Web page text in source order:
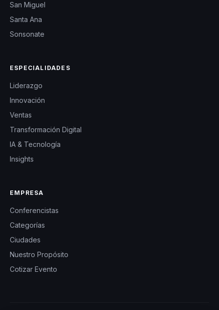
San Miguel
Santa Ana
Sonsonate
ESPECIALIDADES
Liderazgo
Innovación
Ventas
Transformación Digital
IA & Tecnología
Insights
EMPRESA
Conferencistas
Categorías
Ciudades
Nuestro Propósito
Cotizar Evento